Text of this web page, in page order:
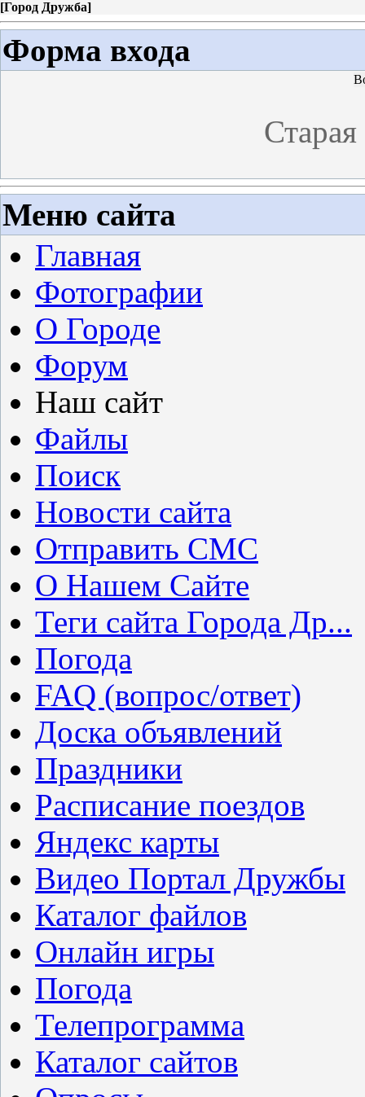
[Город Дружба]
Форма входа
Меню сайта
Главная
Фотографии
О Городе
Форум
Наш сайт
Файлы
Поиск
Новости сайта
Отправить СМС
О Нашем Сайте
Теги сайта Города Др...
Погода
FAQ (вопрос/ответ)
Доска объявлений
Праздники
Расписание поездов
Яндекс карты
Видео Портал Дружбы
Каталог файлов
Онлайн игры
Погода
Телепрограмма
Каталог сайтов